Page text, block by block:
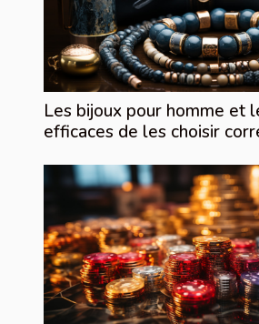
Les bijoux pour homme et
efficaces de les choisir